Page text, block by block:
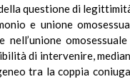
questione di
e unione
omosessuale
di intervenire,
tra la coppia